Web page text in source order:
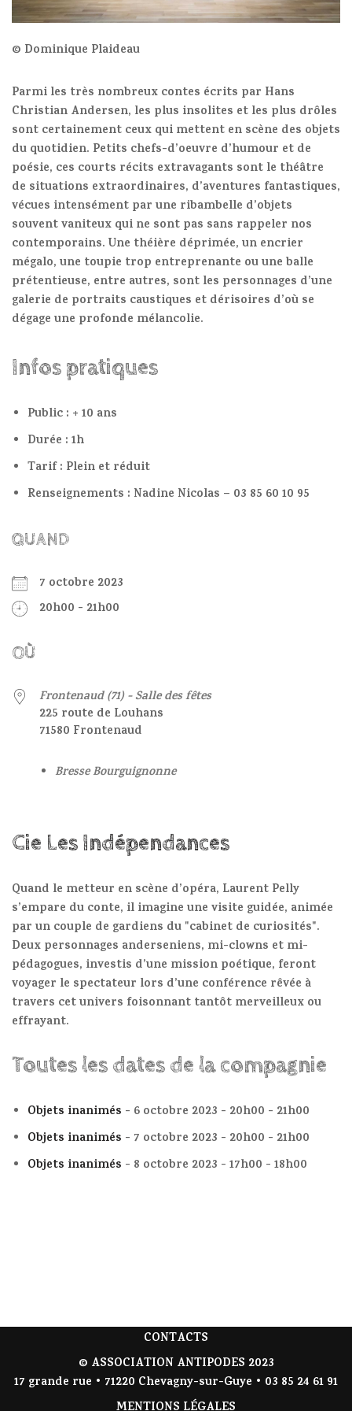
© Dominique Plaideau
Parmi les très nombreux contes écrits par Hans
Christian Andersen, les plus insolites et les plus drôles
sont certainement ceux qui mettent en scène des objets
du quotidien. Petits chefs-d’oeuvre d’humour et de
poésie, ces courts récits extravagants sont le théâtre
de situations extraordinaires, d’aventures fantastiques,
vécues intensément par une ribambelle d’objets
souvent vaniteux qui ne sont pas sans rappeler nos
contemporains. Une théière déprimée, un encrier
mégalo, une toupie trop entreprenante ou une balle
prétentieuse, entre autres, sont les personnages d’une
galerie de portraits caustiques et dérisoires d’où se
dégage une profonde mélancolie.
Infos pratiques
Public : + 10 ans
Durée : 1h
Tarif : Plein et réduit
Renseignements : Nadine Nicolas – 03 85 60 10 95
QUAND
7 octobre 2023
20h00 - 21h00
OÙ
Frontenaud (71) - Salle des fêtes
225 route de Louhans
71580 Frontenaud
Bresse Bourguignonne
Cie Les Indépendances
Quand le metteur en scène d’opéra, Laurent Pelly
s’empare du conte, il imagine une visite guidée, animée
par un couple de gardiens du "cabinet de curiosités".
Deux personnages anderseniens, mi-clowns et mi-
pédagogues, investis d’une mission poétique, feront
voyager le spectateur lors d’une conférence rêvée à
travers cet univers foisonnant tantôt merveilleux ou
effrayant.
Toutes les dates de la compagnie
Objets inanimés - 6 octobre 2023 - 20h00 - 21h00
Objets inanimés - 7 octobre 2023 - 20h00 - 21h00
Objets inanimés - 8 octobre 2023 - 17h00 - 18h00
CONTACTS
© ASSOCIATION ANTIPODES 2023
17 grande rue • 71220 Chevagny-sur-Guye • 03 85 24 61 91